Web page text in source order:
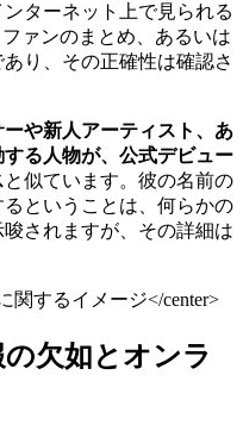
ターネット上で見られる
ァンのまとめ、あるいは
り、その正確性は確認さ
や新人アーティスト、あ
る人物が、公式デビュー
と似ています。彼の名前の
ということは、何らかの
されますが、その詳細は
</center>
欠如とオンラ